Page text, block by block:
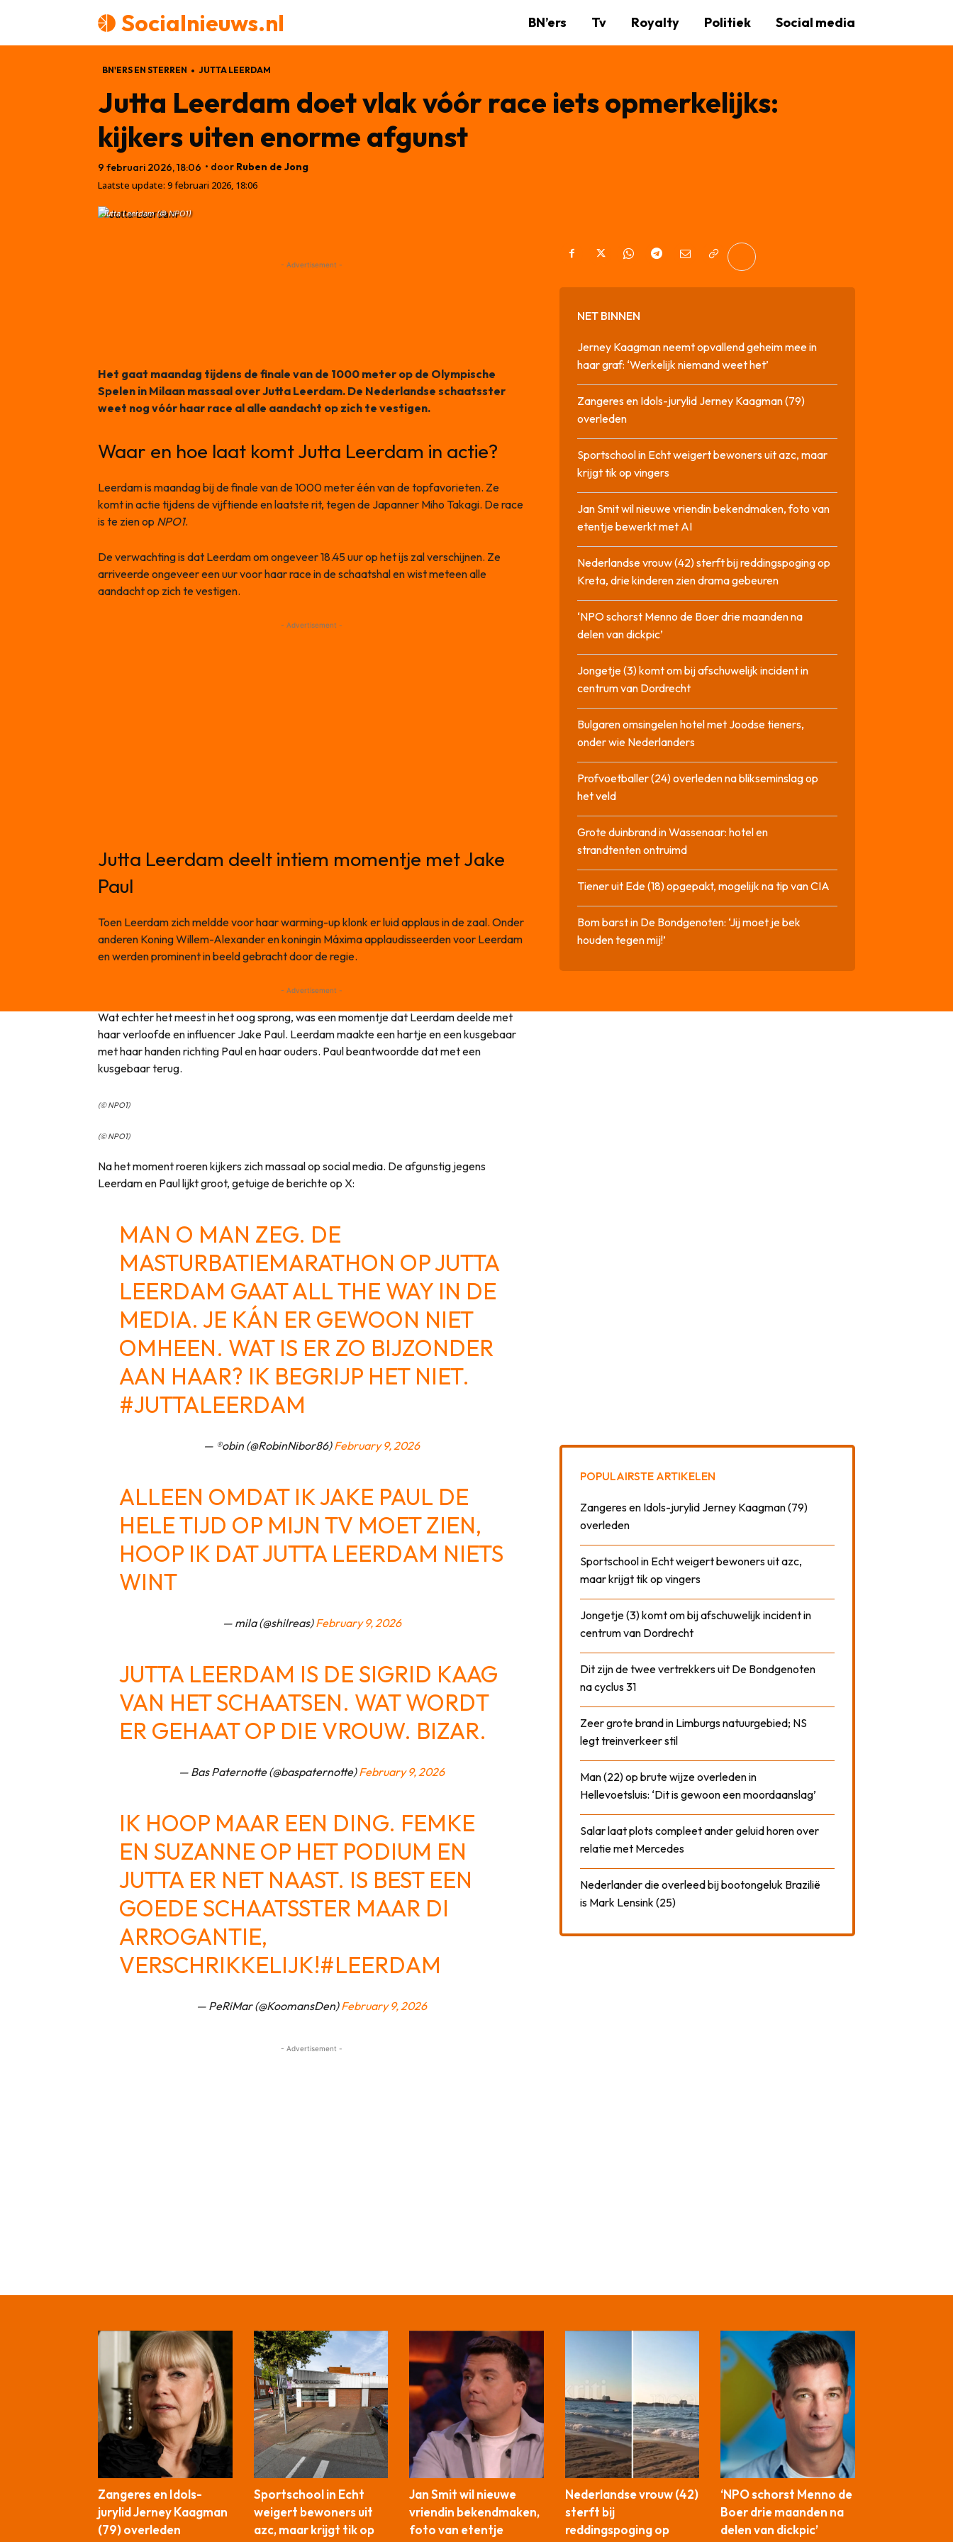
Socialnieuws.nl BN’ers Tv Royalty Politiek Social media
BN'ERS EN STERREN JUTTA LEERDAM
Jutta Leerdam doet vlak vóór race iets opmerkelijks:
kijkers uiten enorme afgunst
9 februari 2026, 18:06 • door Ruben de Jong
Laatste update: 9 februari 2026, 18:06
Jutta Leerdam (© NPO1)
- Advertisement -
Het gaat maandag tijdens de finale van de 1000 meter op de Olympische
Spelen in Milaan massaal over Jutta Leerdam. De Nederlandse schaatsster
weet nog vóór haar race al alle aandacht op zich te vestigen.
Waar en hoe laat komt Jutta Leerdam in actie?
Leerdam is maandag bij de finale van de 1000 meter één van de topfavorieten. Ze
komt in actie tijdens de vijftiende en laatste rit, tegen de Japanner Miho Takagi. De race
is te zien op NPO1.
De verwachting is dat Leerdam om ongeveer 18.45 uur op het ijs zal verschijnen. Ze
arriveerde ongeveer een uur voor haar race in de schaatshal en wist meteen alle
aandacht op zich te vestigen.
- Advertisement -
Jutta Leerdam deelt intiem momentje met Jake
Paul
Toen Leerdam zich meldde voor haar warming-up klonk er luid applaus in de zaal. Onder
anderen Koning Willem-Alexander en koningin Máxima applaudisseerden voor Leerdam
en werden prominent in beeld gebracht door de regie.
- Advertisement -
Wat echter het meest in het oog sprong, was een momentje dat Leerdam deelde met
haar verloofde en influencer Jake Paul. Leerdam maakte een hartje en een kusgebaar
met haar handen richting Paul en haar ouders. Paul beantwoordde dat met een
kusgebaar terug.
(© NPO1)
(© NPO1)
Na het moment roeren kijkers zich massaal op social media. De afgunstig jegens
Leerdam en Paul lijkt groot, getuige de berichte op X:
MAN O MAN ZEG. DE
MASTURBATIEMARATHON OP JUTTA
LEERDAM GAAT ALL THE WAY IN DE
MEDIA. JE KÁN ER GEWOON NIET
OMHEEN. WAT IS ER ZO BIJZONDER
AAN HAAR? IK BEGRIJP HET NIET.
#JUTTALEERDAM
— ®️obin (@RobinNibor86)February 9, 2026
ALLEEN OMDAT IK JAKE PAUL DE
HELE TIJD OP MIJN TV MOET ZIEN,
HOOP IK DAT JUTTA LEERDAM NIETS
WINT
— mila (@shilreas)February 9, 2026
JUTTA LEERDAM IS DE SIGRID KAAG
VAN HET SCHAATSEN. WAT WORDT
ER GEHAAT OP DIE VROUW. BIZAR.
— Bas Paternotte (@baspaternotte)February 9, 2026
IK HOOP MAAR EEN DING. FEMKE
EN SUZANNE OP HET PODIUM EN
JUTTA ER NET NAAST. IS BEST EEN
GOEDE SCHAATSSTER MAAR DI
ARROGANTIE,
VERSCHRIKKELIJK!#LEERDAM
— PeRiMar (@KoomansDen)February 9, 2026
- Advertisement -
NET BINNEN
Jerney Kaagman neemt opvallend geheim mee in
haar graf: ‘Werkelijk niemand weet het’
Zangeres en Idols-jurylid Jerney Kaagman (79)
overleden
Sportschool in Echt weigert bewoners uit azc, maar
krijgt tik op vingers
Jan Smit wil nieuwe vriendin bekendmaken, foto van
etentje bewerkt met AI
Nederlandse vrouw (42) sterft bij reddingspoging op
Kreta, drie kinderen zien drama gebeuren
‘NPO schorst Menno de Boer drie maanden na
delen van dickpic’
Jongetje (3) komt om bij afschuwelijk incident in
centrum van Dordrecht
Bulgaren omsingelen hotel met Joodse tieners,
onder wie Nederlanders
Profvoetballer (24) overleden na blikseminslag op
het veld
Grote duinbrand in Wassenaar: hotel en
strandtenten ontruimd
Tiener uit Ede (18) opgepakt, mogelijk na tip van CIA
Bom barst in De Bondgenoten: ‘Jij moet je bek
houden tegen mij!’
POPULAIRSTE ARTIKELEN
Zangeres en Idols-jurylid Jerney Kaagman (79)
overleden
Sportschool in Echt weigert bewoners uit azc,
maar krijgt tik op vingers
Jongetje (3) komt om bij afschuwelijk incident in
centrum van Dordrecht
Dit zijn de twee vertrekkers uit De Bondgenoten
na cyclus 31
Zeer grote brand in Limburgs natuurgebied; NS
legt treinverkeer stil
Man (22) op brute wijze overleden in
Hellevoetsluis: ‘Dit is gewoon een moordaanslag’
Salar laat plots compleet ander geluid horen over
relatie met Mercedes
Nederlander die overleed bij bootongeluk Brazilië
is Mark Lensink (25)
Zangeres en Idols-
jurylid Jerney Kaagman
(79) overleden
Sportschool in Echt
weigert bewoners uit
azc, maar krijgt tik op
Jan Smit wil nieuwe
vriendin bekendmaken,
foto van etentje
Nederlandse vrouw (42)
sterft bij
reddingspoging op
‘NPO schorst Menno de
Boer drie maanden na
delen van dickpic’